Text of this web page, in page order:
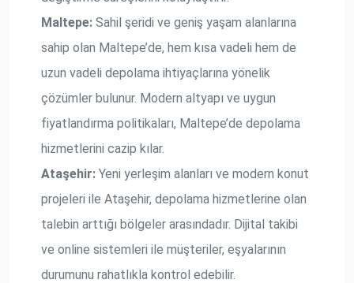
Maltepe: Sahil şeridi ve geniş yaşam alanlarına
sahip olan Maltepe’de, hem kısa vadeli hem de
uzun vadeli depolama ihtiyaçlarına yönelik
çözümler bulunur. Modern altyapı ve uygun
fiyatlandırma politikaları, Maltepe’de depolama
hizmetlerini cazip kılar.
Ataşehir: Yeni yerleşim alanları ve modern konut
projeleri ile Ataşehir, depolama hizmetlerine olan
talebin arttığı bölgeler arasındadır. Dijital takibi
ve online sistemleri ile müşteriler, eşyalarının
durumunu rahatlıkla kontrol edebilir.